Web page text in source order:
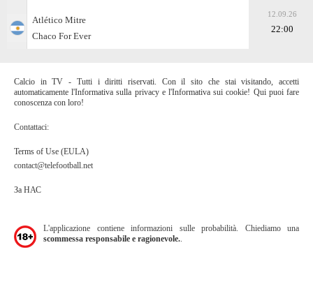
Atlético Mitre
Chaco For Ever
12.09.26
22:00
Calcio in TV - Tutti i diritti riservati. Con il sito che stai visitando, accetti
automaticamente l'Informativa sulla privacy e l'Informativa sui cookie! Qui puoi fare
conoscenza con loro!
Contattaci:
Terms of Use (EULA)
contact@telefootball.net
За НАС
L'applicazione contiene informazioni sulle probabilità. Chiediamo una
scommessa responsabile e ragionevole.